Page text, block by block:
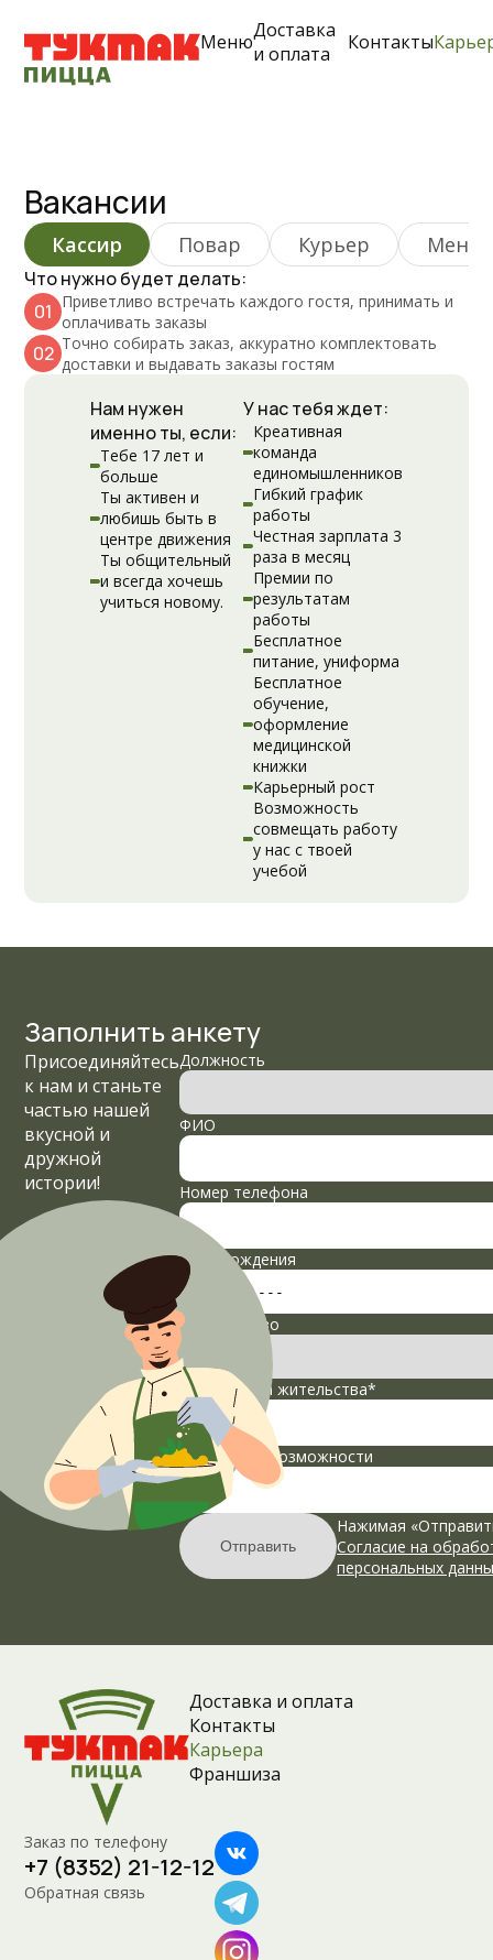
МенюДоставка
и оплата
Контакты
Вакансии
Кассир Повар Курьер
Что нужно будет делать:
01 Приветливо встречать каждого гостя, принимать и
оплачивать заказы
02 Точно собирать заказ, аккуратно комплектовать
доставки и выдавать заказы гостям
Нам нужен
именно ты, если:
Тебе 17 лет и
больше
Ты активен и
любишь быть в
центре движения
Ты общительный
и всегда хочешь
учиться новому.
У нас тебя ждет:
Креативная
команда
единомышленников
Гибкий график
работы
Честная зарплата 3
раза в месяц
Премии по
результатам
работы
Бесплатное
питание, униформа
Бесплатное
обучение,
оформление
медицинской
книжки
Карьерный рост
Возможность
совмещать работу
у нас с твоей
учебой
Заполнить анкету
Присоединяйтесь
к нам и станьте
частью нашей
вкусной и
дружной
истории!
Должность
ФИО
Номер телефона
Дата рождения
Гражданство
Адрес места жительства*
Временные возможности
Отправить
Нажимая
Cогласие на
персональных
Доставка и оплата
Контакты
Карьера
Франшиза
Заказ по телефону
+7 (8352) 21-12-12
Обратная связь